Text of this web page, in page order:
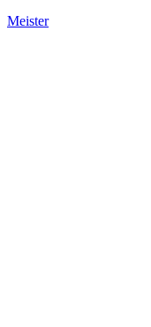
Meister